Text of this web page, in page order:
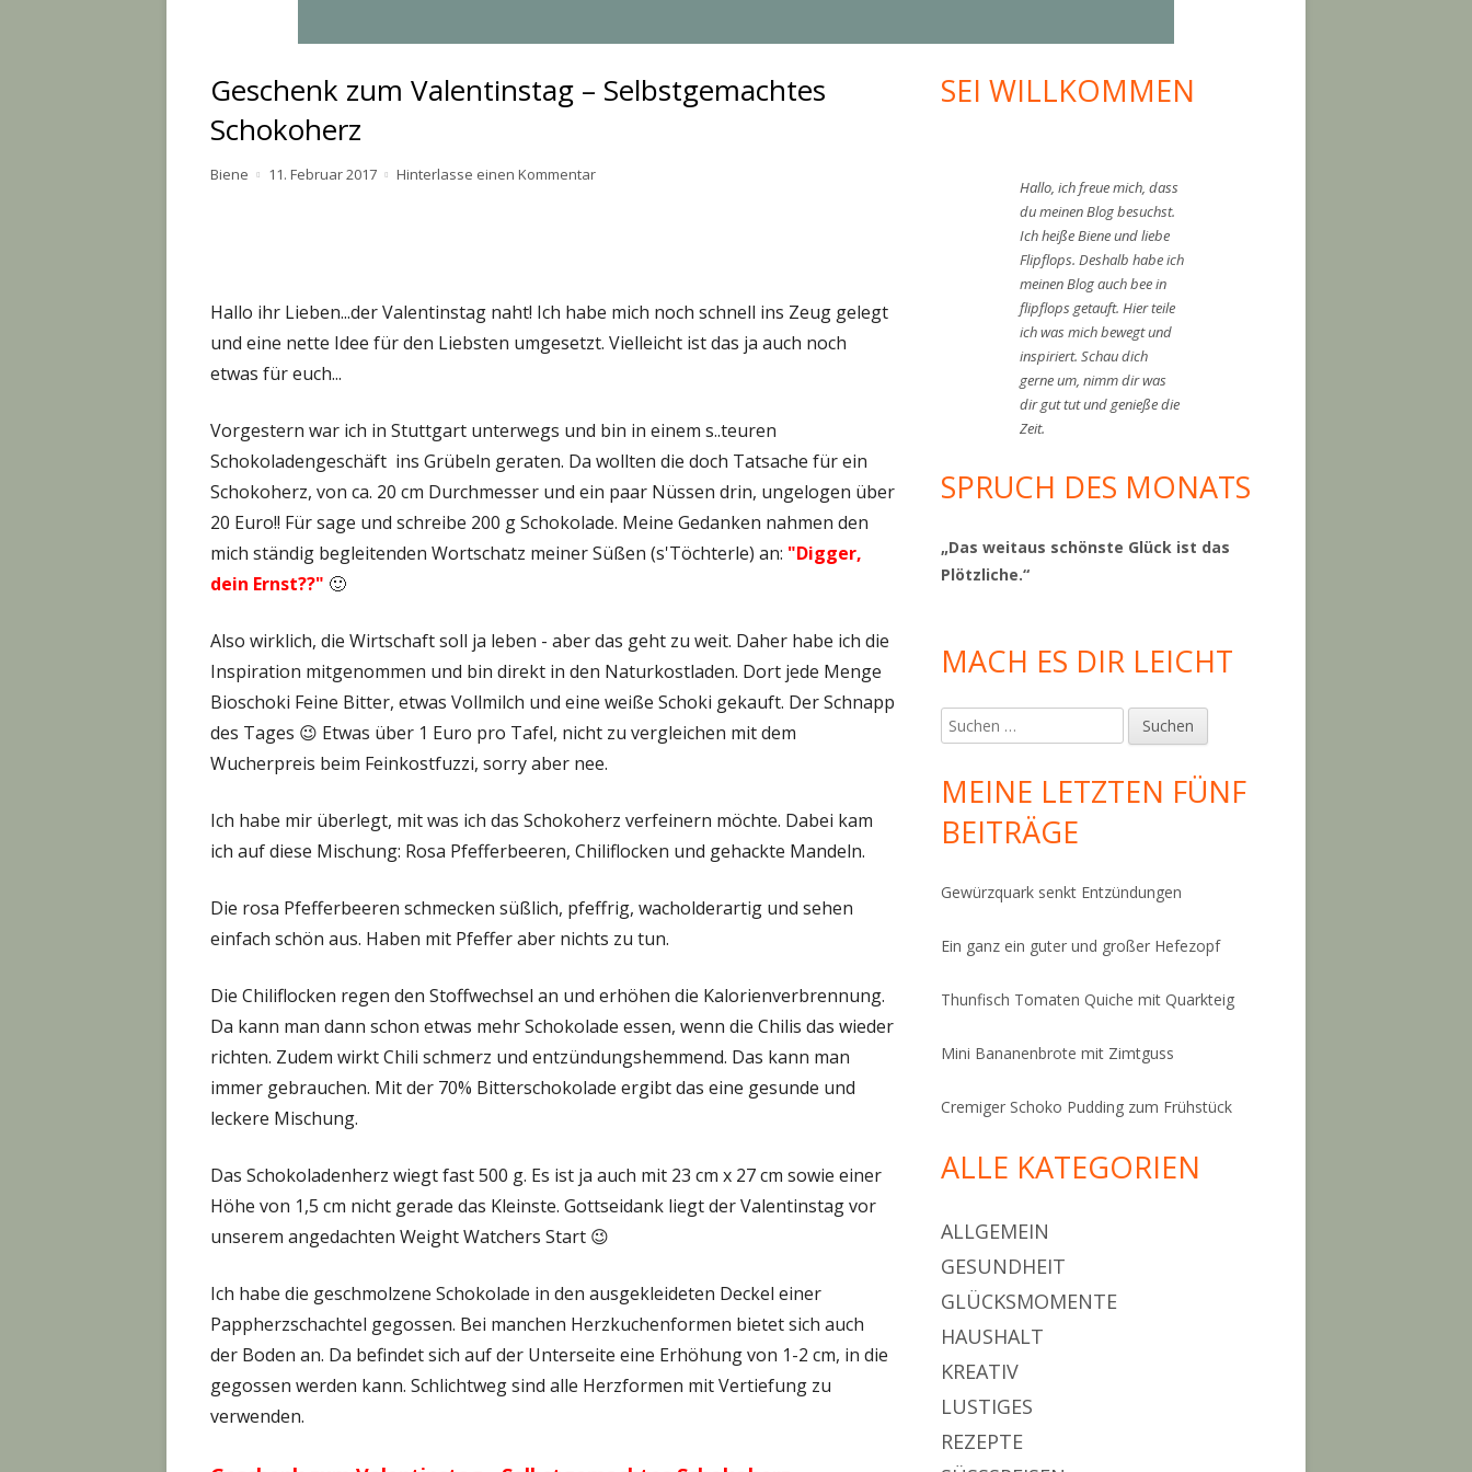
MUFFINS
KLEINGEBÄCK
JUBILÄUM
UPCYCLING
Geschenk zum Valentinstag – Selbstgemachtes
Schokoherz
Autor
Biene
Veröffentlicht
11. Februar 2017 Hinterlasse einen Kommentarzu Geschenk zum Valentinstag – Selbstgemachtes Schokoherz
Hallo ihr Lieben...der Valentinstag naht! Ich habe mich noch schnell ins Zeug gelegt
und eine nette Idee für den Liebsten umgesetzt. Vielleicht ist das ja auch noch
etwas für euch...
Vorgestern war ich in Stuttgart unterwegs und bin in einem s..teuren
Schokoladengeschäft ins Grübeln geraten. Da wollten die doch Tatsache für ein
Schokoherz, von ca. 20 cm Durchmesser und ein paar Nüssen drin, ungelogen über
20 Euro!! Für sage und schreibe 200 g Schokolade. Meine Gedanken nahmen den
mich ständig begleitenden Wortschatz meiner Süßen (s'Töchterle) an: "Digger,
dein Ernst??" 🙂
Also wirklich, die Wirtschaft soll ja leben - aber das geht zu weit. Daher habe ich die
Inspiration mitgenommen und bin direkt in den Naturkostladen. Dort jede Menge
Bioschoki Feine Bitter, etwas Vollmilch und eine weiße Schoki gekauft. Der Schnapp
des Tages 😉 Etwas über 1 Euro pro Tafel, nicht zu vergleichen mit dem
Wucherpreis beim Feinkostfuzzi, sorry aber nee.
Ich habe mir überlegt, mit was ich das Schokoherz verfeinern möchte. Dabei kam
ich auf diese Mischung: Rosa Pfefferbeeren, Chiliflocken und gehackte Mandeln.
Die rosa Pfefferbeeren schmecken süßlich, pfeffrig, wacholderartig und sehen
einfach schön aus. Haben mit Pfeffer aber nichts zu tun.
Die Chiliflocken regen den Stoffwechsel an und erhöhen die Kalorienverbrennung.
Da kann man dann schon etwas mehr Schokolade essen, wenn die Chilis das wieder
richten. Zudem wirkt Chili schmerz und entzündungshemmend. Das kann man
immer gebrauchen. Mit der 70% Bitterschokolade ergibt das eine gesunde und
leckere Mischung.
Das Schokoladenherz wiegt fast 500 g. Es ist ja auch mit 23 cm x 27 cm sowie einer
Höhe von 1,5 cm nicht gerade das Kleinste. Gottseidank liegt der Valentinstag vor
unserem angedachten Weight Watchers Start 😉
Ich habe die geschmolzene Schokolade in den ausgekleideten Deckel einer
Pappherzschachtel gegossen. Bei manchen Herzkuchenformen bietet sich auch
der Boden an. Da befindet sich auf der Unterseite eine Erhöhung von 1-2 cm, in die
gegossen werden kann. Schlichtweg sind alle Herzformen mit Vertiefung zu
verwenden.
Haupt-
SEI WILLKOMMEN
Hallo, ich freue mich, dass
du meinen Blog besuchst.
Ich heiße Biene und liebe
Flipflops. Deshalb habe ich
meinen Blog auch bee in
flipflops getauft. Hier teile
ich was mich bewegt und
inspiriert. Schau dich
gerne um, nimm dir was
dir gut tut und genieße die
Zeit.
SPRUCH DES MONATS
„Das weitaus schönste Glück ist das
Plötzliche.“
MACH ES DIR LEICHT
Suchen
nach:
MEINE LETZTEN FÜNF
BEITRÄGE
Gewürzquark senkt Entzündungen
Ein ganz ein guter und großer Hefezopf
Thunfisch Tomaten Quiche mit Quarkteig
Mini Bananenbrote mit Zimtguss
Cremiger Schoko Pudding zum Frühstück
ALLE KATEGORIEN
ALLGEMEIN
GESUNDHEIT
GLÜCKSMOMENTE
HAUSHALT
KREATIV
LUSTIGES
REZEPTE